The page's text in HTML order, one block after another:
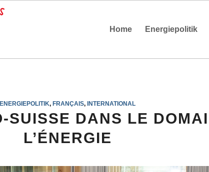
Home Energiepolitik
ENERGIEPOLITIK,FRANÇAIS,INTERNATIONAL
SUISSE DANS LE
L’ÉNERGIE